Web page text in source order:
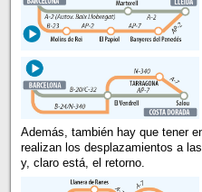
Además, también hay que tener
realizan los desplazamientos a
y, claro está, el retorno.